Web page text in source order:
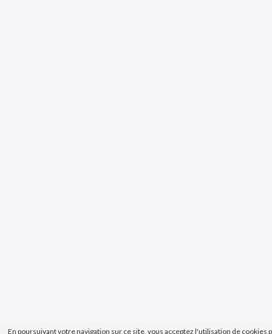
En poursuivant votre navigation sur ce site, vous acceptez l'utilisation de cookies